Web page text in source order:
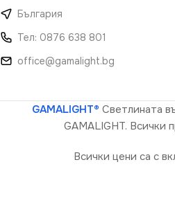
България
Тел: 0876 638 801
office@gamalight.bg
GAMALIGHT® Светлината
GAMALIGHT. Всички
Всички цени са с